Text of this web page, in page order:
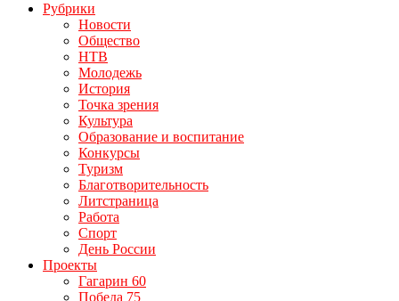
Рубрики
Новости
Общество
НТВ
Молодежь
История
Точка зрения
Культура
Образование и воспитание
Конкурсы
Туризм
Благотворительность
Литстраница
Работа
Спорт
День России
Проекты
Гагарин 60
Победа 75